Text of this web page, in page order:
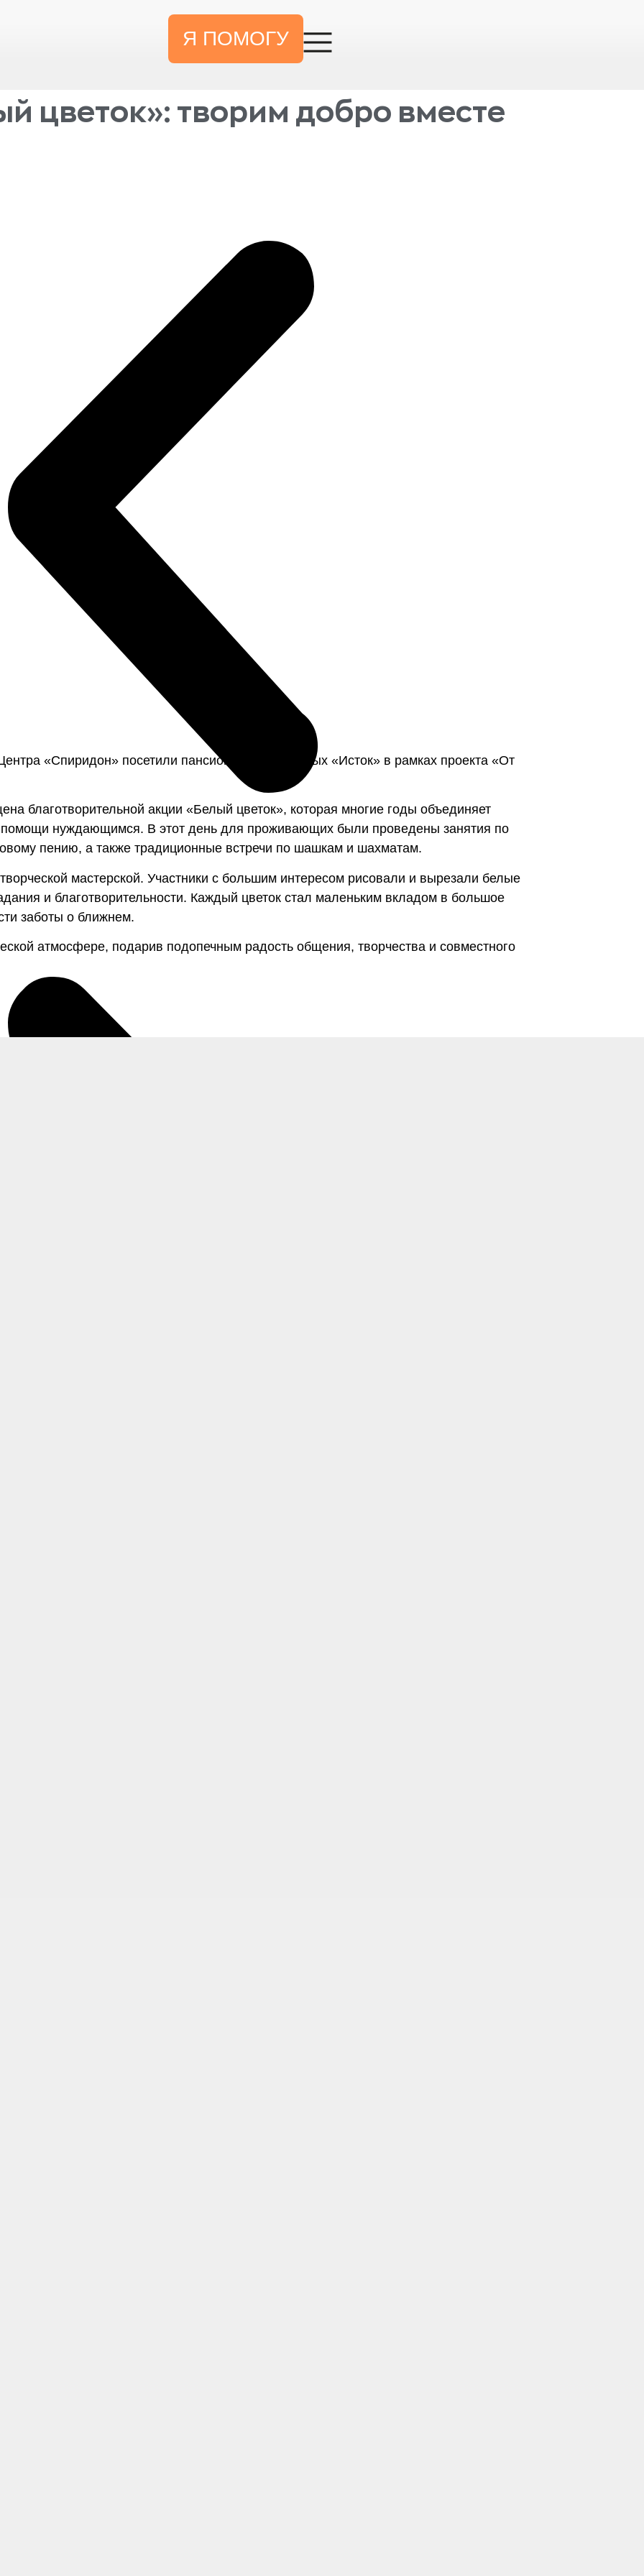
Я ПОМОГУ
цветок»: творим добро вместе
«Спиридон» посетили пансионат для пожилых «Исток» в рамках проекта «От
благотворительной акции «Белый цветок», которая многие годы объединяет
нуждающимся. В этот день для проживающих были проведены занятия по
пению, а также традиционные встречи по шашкам и шахматам.
мастерской. Участники с большим интересом рисовали и вырезали белые
и благотворительности. Каждый цветок стал маленьким вкладом в большое
заботы о ближнем.
атмосфере, подарив подопечным радость общения, творчества и совместного